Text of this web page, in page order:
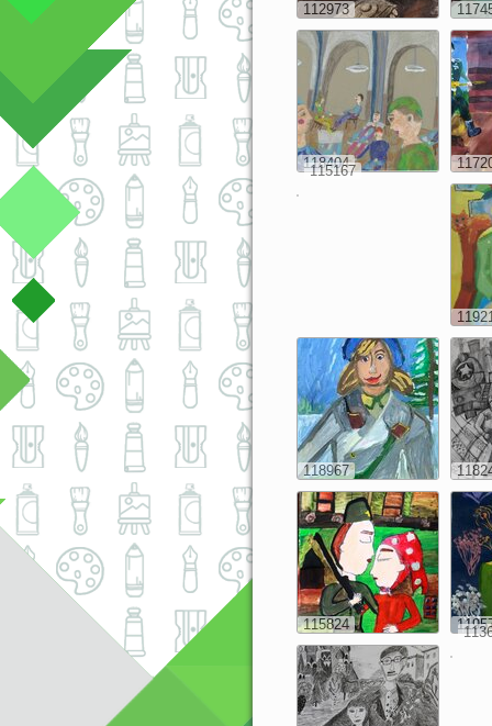
112973
118404
115167
118967
115824